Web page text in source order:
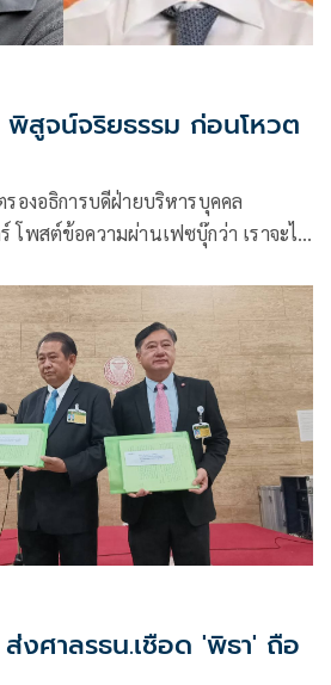
พิสูจน์จริยธรรม ก่อนโหวต
องอธิการบดีฝ่ายบริหารบุคคล
โพสต์ข้อความผ่านเฟซบุ๊กว่า เราจะได้
งศาลรธน.เชือด 'พิธา' ถือ